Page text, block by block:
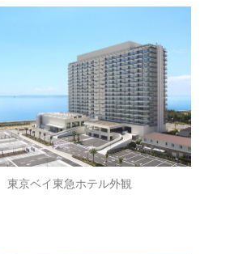
東京ベイ東急ホテル外観